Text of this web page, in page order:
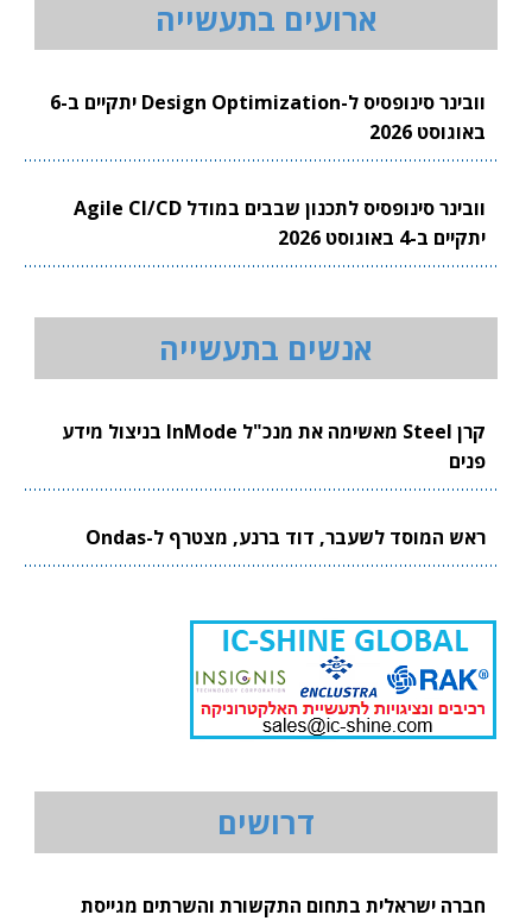
ארועים בתעשייה
וובינר סינופסיס ל-Design Optimization יתקיים ב-6
באוגוסט 2026
וובינר סינופסיס לתכנון שבבים במודל Agile CI/CD
יתקיים ב-4 באוגוסט 2026
אנשים בתעשייה
קרן Steel מאשימה את מנכ"ל InMode בניצול מידע
פנים
ראש המוסד לשעבר, דוד ברנע, מצטרף ל-Ondas
דרושים
חברה ישראלית בתחום התקשורת והשרתים מגייסת